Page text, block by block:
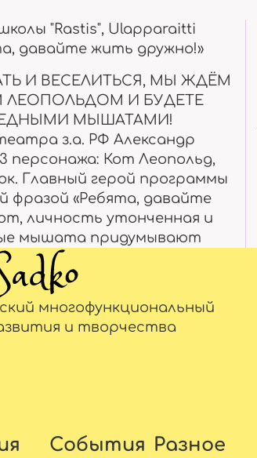
Для разных возрастов
"Rastis", Ulapparaitti
давайте жить дружно!»
И ВЕСЕЛИТЬСЯ, МЫ ЖДЁМ
ЛЕОПОЛЬДОМ И БУДЕТЕ
МЫШАТАМИ!
з.а. РФ Александр
персонажа: Кот Леопольд,
Главный герой программы
фразой «Ребята, давайте
личность утонченная и
мышата придумывают
многофункциональный
и творчества
События Разное